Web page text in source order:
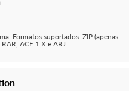
Formatos suportados: ZIP (apenas
ACE 1.X e ARJ.